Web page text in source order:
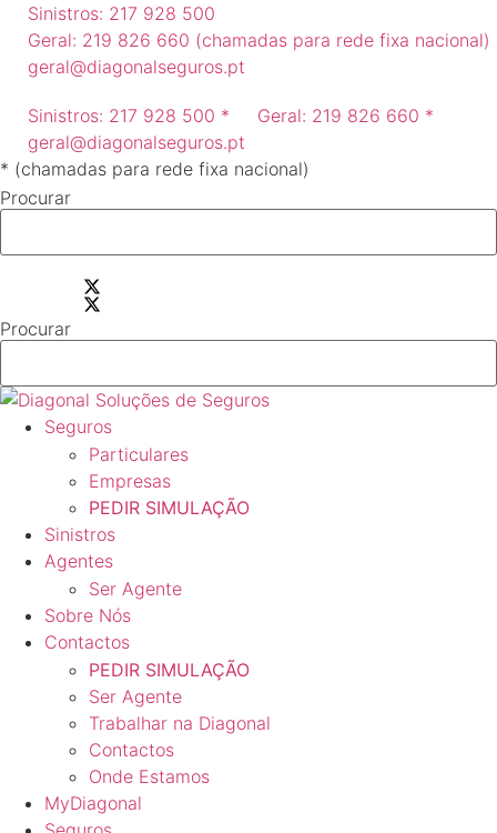
Pular
para
Sinistros: 217 928 500
Geral: 219 826 660 (chamadas para rede fixa nacional)
geral@diagonalseguros.pt
Sinistros: 217 928 500 *
Geral: 219 826 660 *
geral@diagonalseguros.pt
* (chamadas para rede fixa nacional)
Procurar
Procurar
Seguros
Particulares
Empresas
PEDIR SIMULAÇÃO
Sinistros
Agentes
Ser Agente
Sobre Nós
Contactos
PEDIR SIMULAÇÃO
Ser Agente
Trabalhar na Diagonal
Contactos
Onde Estamos
MyDiagonal